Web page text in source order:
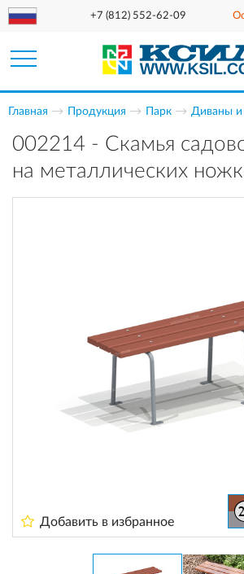
+7 (812) 552-62-09
Главная Продукция Парк Диваны и
002214 - Скамья
на металлических
Добавить в избранное